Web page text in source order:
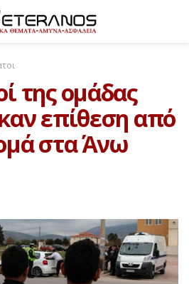
της ομάδας
επίθεση από
στα Άνω